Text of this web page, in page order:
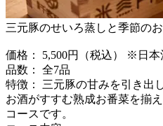
三元豚のせいろ蒸しと季節の
価格： 5,500円（税込） ※日本
品数： 全7品
特徴： 三元豚の甘みを引き出
お酒がすすむ熟成お番菜を揃
コースです。